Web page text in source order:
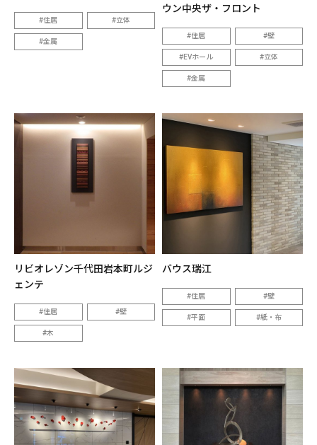
住居 立体
金属
ウン中央ザ・フロント
住居 壁
EVホール 立体
金属
リビオレゾン千代田岩本町ルジ
ェンテ
住居 壁
木
バウス瑞江
住居 壁
平面 紙・布